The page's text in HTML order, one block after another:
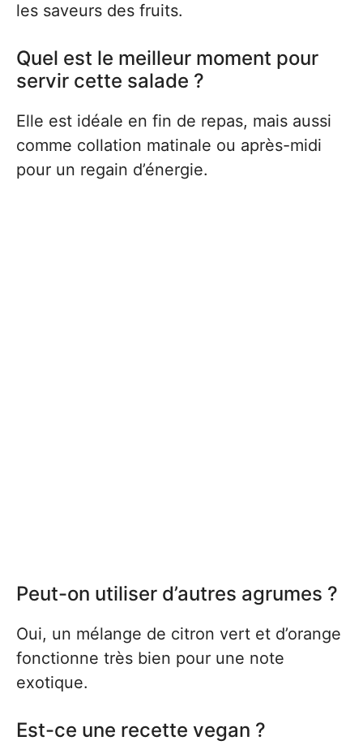
les saveurs des fruits.
Quel est le meilleur moment pour
servir cette salade ?
Elle est idéale en fin de repas, mais aussi
comme collation matinale ou après-midi
pour un regain d’énergie.
Peut-on utiliser d’autres agrumes ?
Oui, un mélange de citron vert et d’orange
fonctionne très bien pour une note
exotique.
Est-ce une recette vegan ?